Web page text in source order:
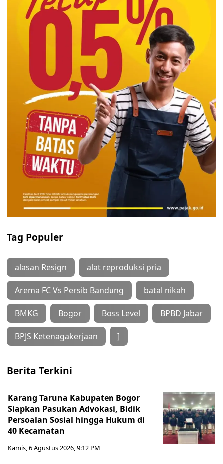
Tag Populer
alasan Resign alat reproduksi pria
Arema FC Vs Persib Bandung batal nikah
BMKG Bogor Boss Level BPBD Jabar
BPJS Ketenagakerjaan ]
Berita Terkini
Karang Taruna Kabupaten Bogor
Siapkan Pasukan Advokasi, Bidik
Persoalan Sosial hingga Hukum di
40 Kecamatan
Kamis, 6 Agustus 2026, 9:12 PM